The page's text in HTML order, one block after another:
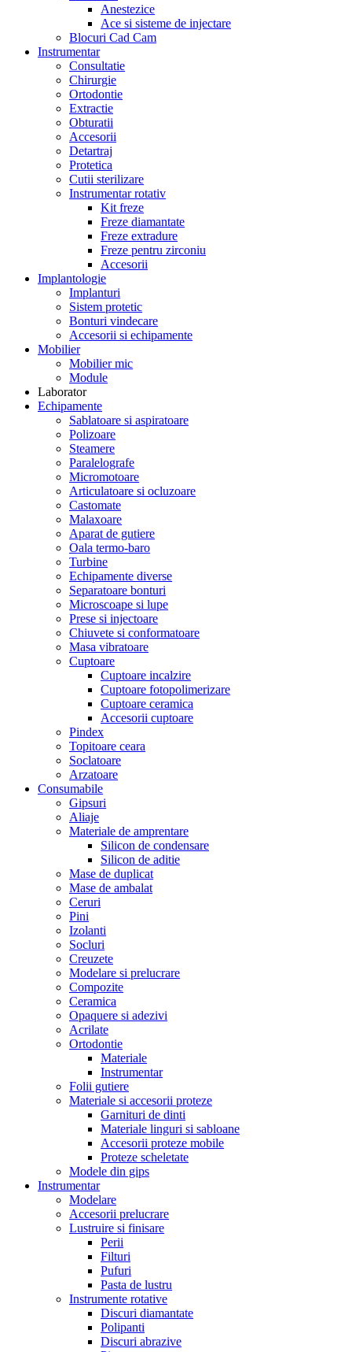
Anestezice
Ace si sisteme de injectare
Blocuri Cad Cam
Instrumentar
Consultatie
Chirurgie
Ortodontie
Extractie
Obturatii
Accesorii
Detartraj
Protetica
Cutii sterilizare
Instrumentar rotativ
Kit freze
Freze diamantate
Freze extradure
Freze pentru zirconiu
Accesorii
Implantologie
Implanturi
Sistem protetic
Bonturi vindecare
Accesorii si echipamente
Mobilier
Mobilier mic
Module
Laborator
Echipamente
Sablatoare si aspiratoare
Polizoare
Steamere
Paralelografe
Micromotoare
Articulatoare si ocluzoare
Castomate
Malaxoare
Aparat de gutiere
Oala termo-baro
Turbine
Echipamente diverse
Separatoare bonturi
Microscoape si lupe
Prese si injectoare
Chiuvete si conformatoare
Masa vibratoare
Cuptoare
Cuptoare incalzire
Cuptoare fotopolimerizare
Cuptoare ceramica
Accesorii cuptoare
Pindex
Topitoare ceara
Soclatoare
Arzatoare
Consumabile
Gipsuri
Aliaje
Materiale de amprentare
Silicon de condensare
Silicon de aditie
Mase de duplicat
Mase de ambalat
Ceruri
Pini
Izolanti
Socluri
Creuzete
Modelare si prelucrare
Compozite
Ceramica
Opaquere si adezivi
Acrilate
Ortodontie
Materiale
Instrumentar
Folii gutiere
Materiale si accesorii proteze
Garnituri de dinti
Materiale linguri si sabloane
Accesorii proteze mobile
Proteze scheletate
Modele din gips
Instrumentar
Modelare
Accesorii prelucrare
Lustruire si finisare
Perii
Filturi
Pufuri
Pasta de lustru
Instrumente rotative
Discuri diamantate
Polipanti
Discuri abrazive